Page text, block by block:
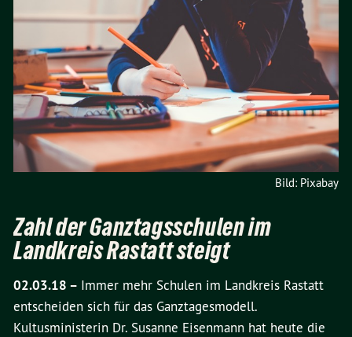
Bild: Pixabay
Zahl der Ganztagsschulen im
Landkreis Rastatt steigt
02.03.18 – Immer mehr Schulen im Landkreis Rastatt
entscheiden sich für das Ganztagesmodell.
Kultusministerin Dr. Susanne Eisenmann hat heute die